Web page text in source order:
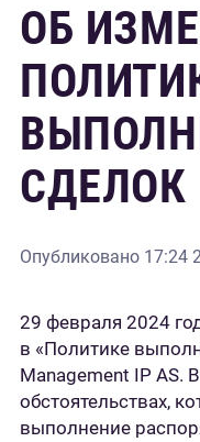
ОБ
СДЕЛОК
Опубликовано 17:24
29 февраля 2024
в «Политике
Management IP AS.
обстоятельствах,
выполнение